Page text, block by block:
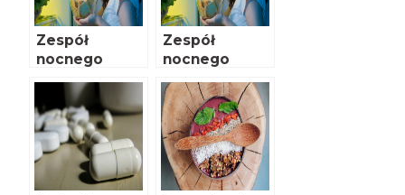
Zespół
nocnego
jedzenia
Zespół
nocnego
jedzenia